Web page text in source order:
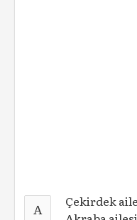
A
Çekirdek